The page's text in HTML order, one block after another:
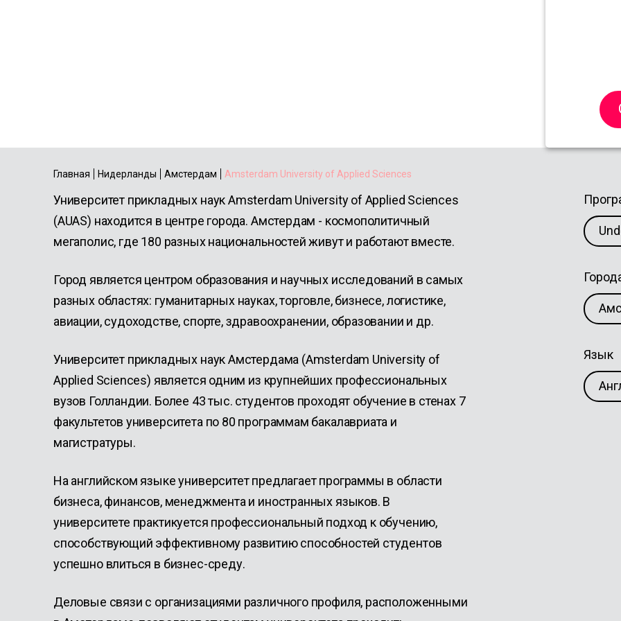
Главная Нидерланды Амстердам Amsterdam University of Applied Sciences
Университет прикладных наук Amsterdam University of Applied Sciences
(AUAS) находится в центре города. Амстердам - космополитичный
мегаполис, где 180 разных национальностей живут и работают вместе.
Город является центром образования и научных исследований в самых
разных областях: гуманитарных науках, торговле, бизнесе, логистике,
авиации, судоходстве, спорте, здравоохранении, образовании и др.
Университет прикладных наук Амстердама (Amsterdam University of
Applied Sciences) является одним из крупнейших профессиональных
вузов Голландии. Более 43 тыс. студентов проходят обучение в стенах 7
факультетов университета по 80 программам бакалавриата и
магистратуры.
На английском языке университет предлагает программы в области
бизнеса, финансов, менеджмента и иностранных языков. В
университете практикуется профессиональный подход к обучению,
способствующий эффективному развитию способностей студентов
успешно влиться в бизнес-среду.
Деловые связи с организациями различного профиля, расположенными
Язык